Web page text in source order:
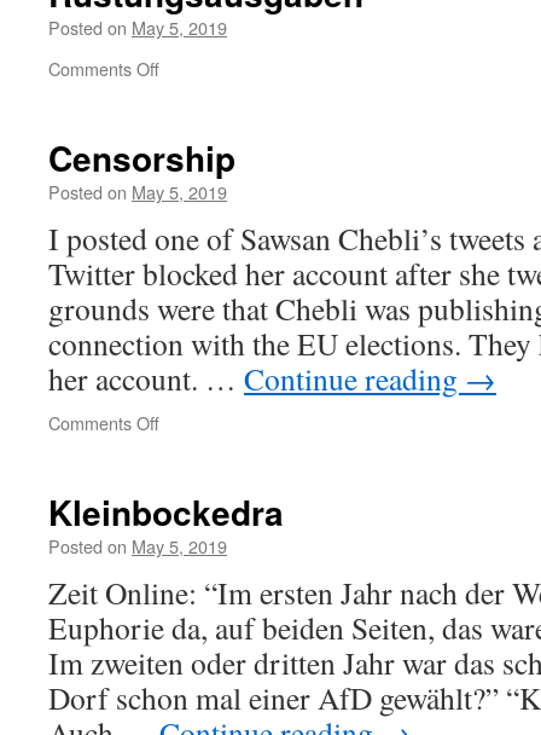
Posted on May 5, 2019
Comments Offon
Deutschland
zu
Rüstungsausgaben
Censorship
Posted on May 5, 2019
I posted one of Sawsan Chebli’s tweets
Twitter blocked her account after she
grounds were that Chebli was
connection with the EU elections. They
her account. … Continue reading →
Comments Offon
Kleinbockedra
Posted on May 5, 2019
Zeit Online: “Im ersten Jahr nach der
Euphorie da, auf beiden Seiten, das
Im zweiten oder dritten Jahr war das
Dorf schon mal einer AfD gewählt?”